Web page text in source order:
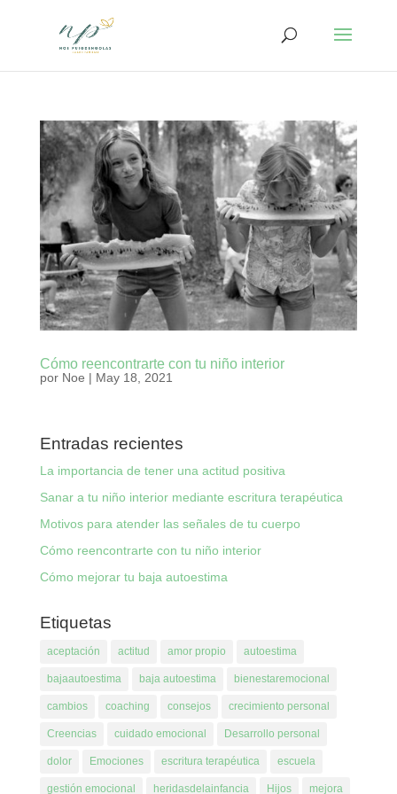
Cómo reencontrarte con tu niño interior
por Noe | May 18, 2021
Entradas recientes
La importancia de tener una actitud positiva
Sanar a tu niño interior mediante escritura terapéutica
Motivos para atender las señales de tu cuerpo
Cómo reencontrarte con tu niño interior
Cómo mejorar tu baja autoestima
Etiquetas
aceptación actitud amor propio autoestima
bajaautoestima baja autoestima bienestaremocional
cambios coaching consejos crecimiento personal
Creencias cuidado emocional Desarrollo personal
dolor Emociones escritura terapéutica escuela
gestión emocional heridasdelainfancia Hijos mejora